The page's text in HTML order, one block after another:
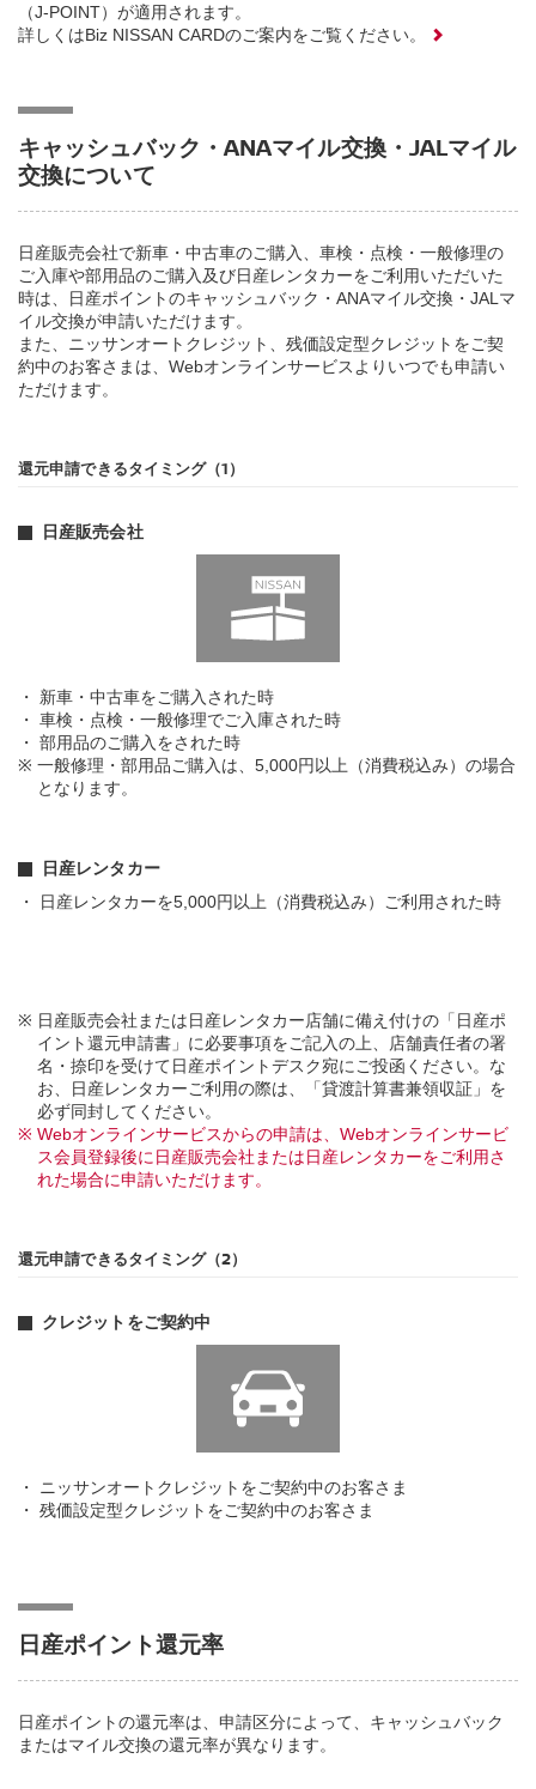
（J-POINT）が適用されます。
詳しくはBiz NISSAN CARDのご案内をご覧ください。
キャッシュバック・ANAマイル交換・JALマイル
交換について
日産販売会社で新車・中古車のご購入、車検・点検・一般修理の
ご入庫や部用品のご購入及び日産レンタカーをご利用いただいた
時は、日産ポイントのキャッシュバック・ANAマイル交換・JALマ
イル交換が申請いただけます。
また、ニッサンオートクレジット、残価設定型クレジットをご契
約中のお客さまは、Webオンラインサービスよりいつでも申請い
ただけます。
還元申請できるタイミング（1）
日産販売会社
新車・中古車をご購入された時
車検・点検・一般修理でご入庫された時
部用品のご購入をされた時
一般修理・部用品ご購入は、5,000円以上（消費税込み）の場合
となります。
日産レンタカー
日産レンタカーを5,000円以上（消費税込み）ご利用された時
日産販売会社または日産レンタカー店舗に備え付けの「日産ポ
イント還元申請書」に必要事項をご記入の上、店舗責任者の署
名・捺印を受けて日産ポイントデスク宛にご投函ください。な
お、日産レンタカーご利用の際は、「貸渡計算書兼領収証」を
必ず同封してください。
Webオンラインサービスからの申請は、Webオンラインサービ
ス会員登録後に日産販売会社または日産レンタカーをご利用さ
れた場合に申請いただけます。
還元申請できるタイミング（2）
クレジットをご契約中
ニッサンオートクレジットをご契約中のお客さま
残価設定型クレジットをご契約中のお客さま
日産ポイント還元率
日産ポイントの還元率は、申請区分によって、キャッシュバック
またはマイル交換の還元率が異なります。